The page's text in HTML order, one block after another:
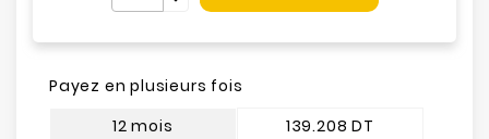
Payez en plusieurs fois
12 mois
139.208 DT